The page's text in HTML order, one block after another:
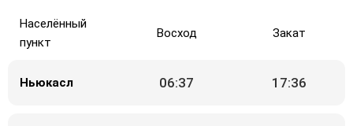
Населённый
пункт
Восход Закат
Ньюкасл 06:37 17:36